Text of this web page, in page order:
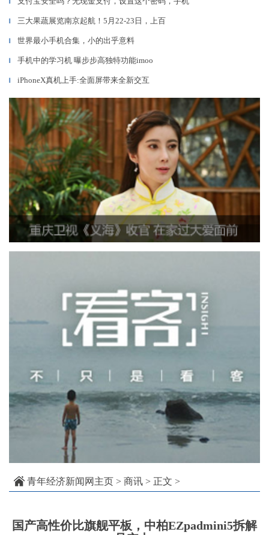
▎
▎ 三大果蔬展览南京起航！5月22-23日，上百
▎ 世界最小手机合集，小的出乎意料
▎ 手机中的学习机 曝步步高独特功能imoo
▎ iPhoneX真机上手:全面屏带来全新交互
青年经济新闻网主页 > 商讯 > 正文 >
国产高性价比旗舰平板，中柏EZpadmini5拆解